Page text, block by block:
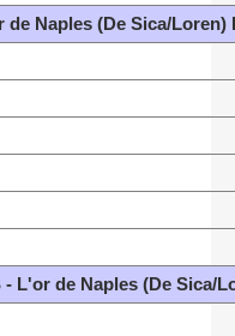
de Naples (De Sica/Loren)
L'or de Naples (De Sica/